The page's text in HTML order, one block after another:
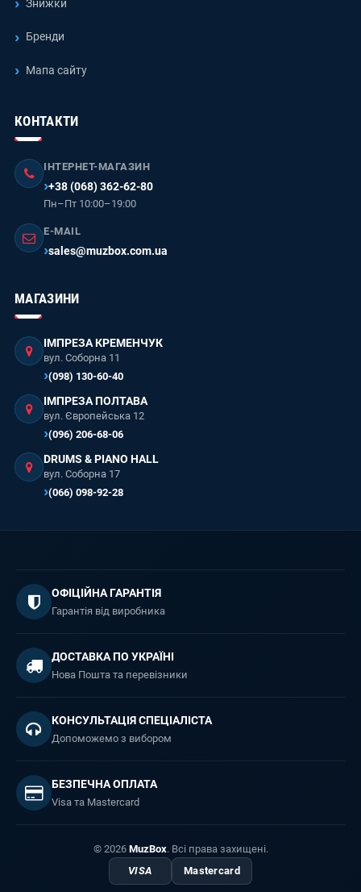
Знижки
Бренди
Мапа сайту
КОНТАКТИ
ІНТЕРНЕТ-МАГАЗИН
+38 (068) 362-62-80
Пн–Пт 10:00–19:00
E-MAIL
sales@muzbox.com.ua
МАГАЗИНИ
ІМПРЕЗА КРЕМЕНЧУК
вул. Соборна 11
(098) 130-60-40
ІМПРЕЗА ПОЛТАВА
вул. Європейська 12
(096) 206-68-06
DRUMS & PIANO HALL
вул. Соборна 17
(066) 098-92-28
ОФІЦІЙНА ГАРАНТІЯ
Гарантія від виробника
ДОСТАВКА ПО УКРАЇНІ
Нова Пошта та перевізники
КОНСУЛЬТАЦІЯ СПЕЦІАЛІСТА
Допоможемо з вибором
БЕЗПЕЧНА ОПЛАТА
Visa та Mastercard
© 2026 MuzBox. Всі права захищені.
VISA
Mastercard